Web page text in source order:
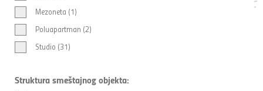
Mezoneta (1)
Poluapartman (2)
Studio (31)
Struktura smeštajnog objekta: